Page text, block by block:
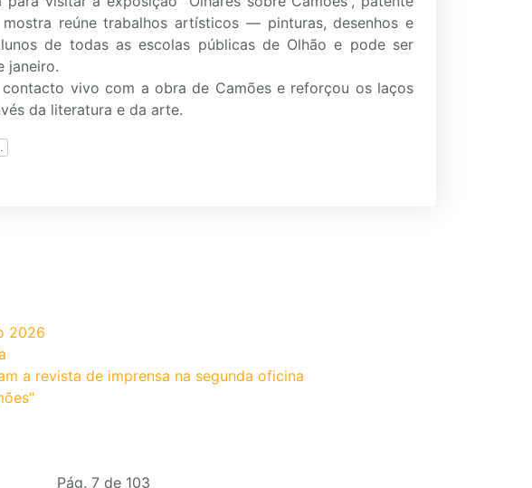
reúne trabalhos artísticos — pinturas, desenhos e
de todas as escolas públicas de Olhão e pode ser
janeiro.
vivo com a obra de Camões e reforçou os laços
da literatura e da arte.
2026
a revista de imprensa na segunda oficina
Pág. 7 de 103